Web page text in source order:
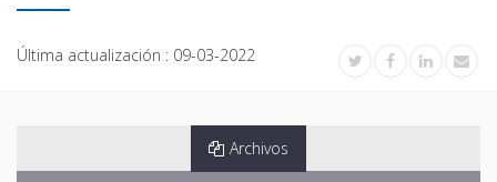
Última actualización : 09-03-2022
Archivos